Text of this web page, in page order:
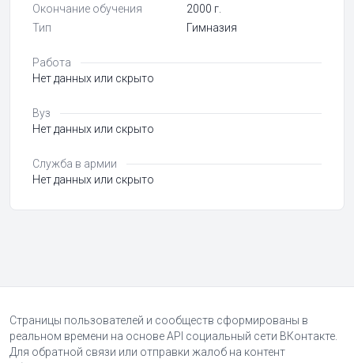
Окончание обучения
2000 г.
Тип
Гимназия
Работа
Нет данных или скрыто
Вуз
Нет данных или скрыто
Служба в армии
Нет данных или скрыто
Страницы пользователей и сообществ сформированы в
реальном времени на основе API социальный сети ВКонтакте.
Для обратной связи или отправки жалоб на контент